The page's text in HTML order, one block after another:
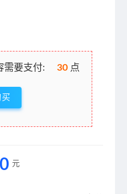
需要支付: 30 点
买
元